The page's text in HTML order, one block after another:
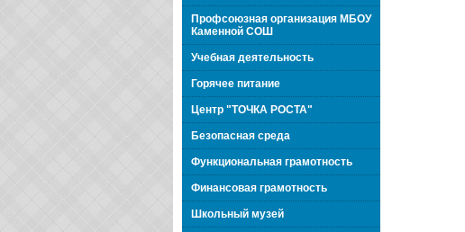
Профсоюзная организация МБОУ
Каменной СОШ
Учебная деятельность
Горячее питание
Центр "ТОЧКА РОСТА"
Безопасная среда
Функциональная грамотность
Финансовая грамотность
Школьный музей